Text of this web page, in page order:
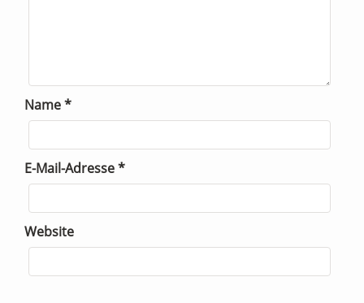
Name*
E-Mail-Adresse*
Website